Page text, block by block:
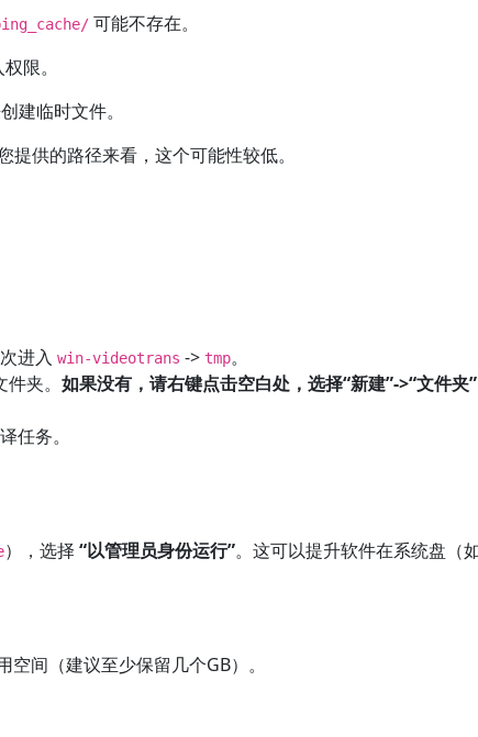
可能不存在。
限。
建临时文件。
供的路径来看，这个可能性较低。
进入win-videotrans -> tmp。
件夹。如果没有，请右键点击空白处，选择“新建”->“文件夹
任务。
），选择“以管理员身份运行”。这可以提升软件在系统盘（
间（建议至少保留几个GB）。